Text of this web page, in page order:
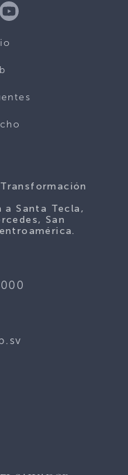
Santa Tecla,
San